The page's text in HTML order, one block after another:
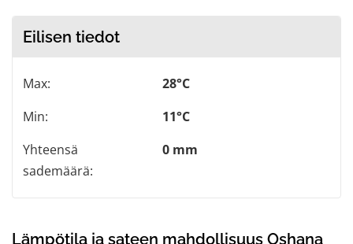
Eilisen tiedot
Max:
28°C
Min:
11°C
Yhteensä
sademäärä:
0 mm
Lämpötila ja sateen mahdollisuus Oshana